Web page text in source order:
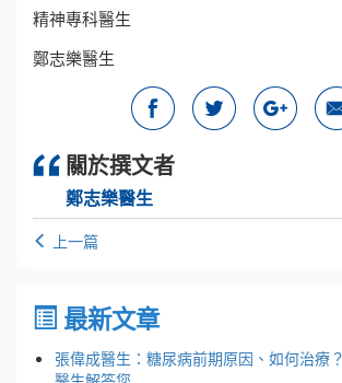
精神專科醫生
鄭志樂醫生
關於撰文者
鄭志樂醫生
上一篇
最新文章
張偉成醫生：糖尿病前期原因、如何治療